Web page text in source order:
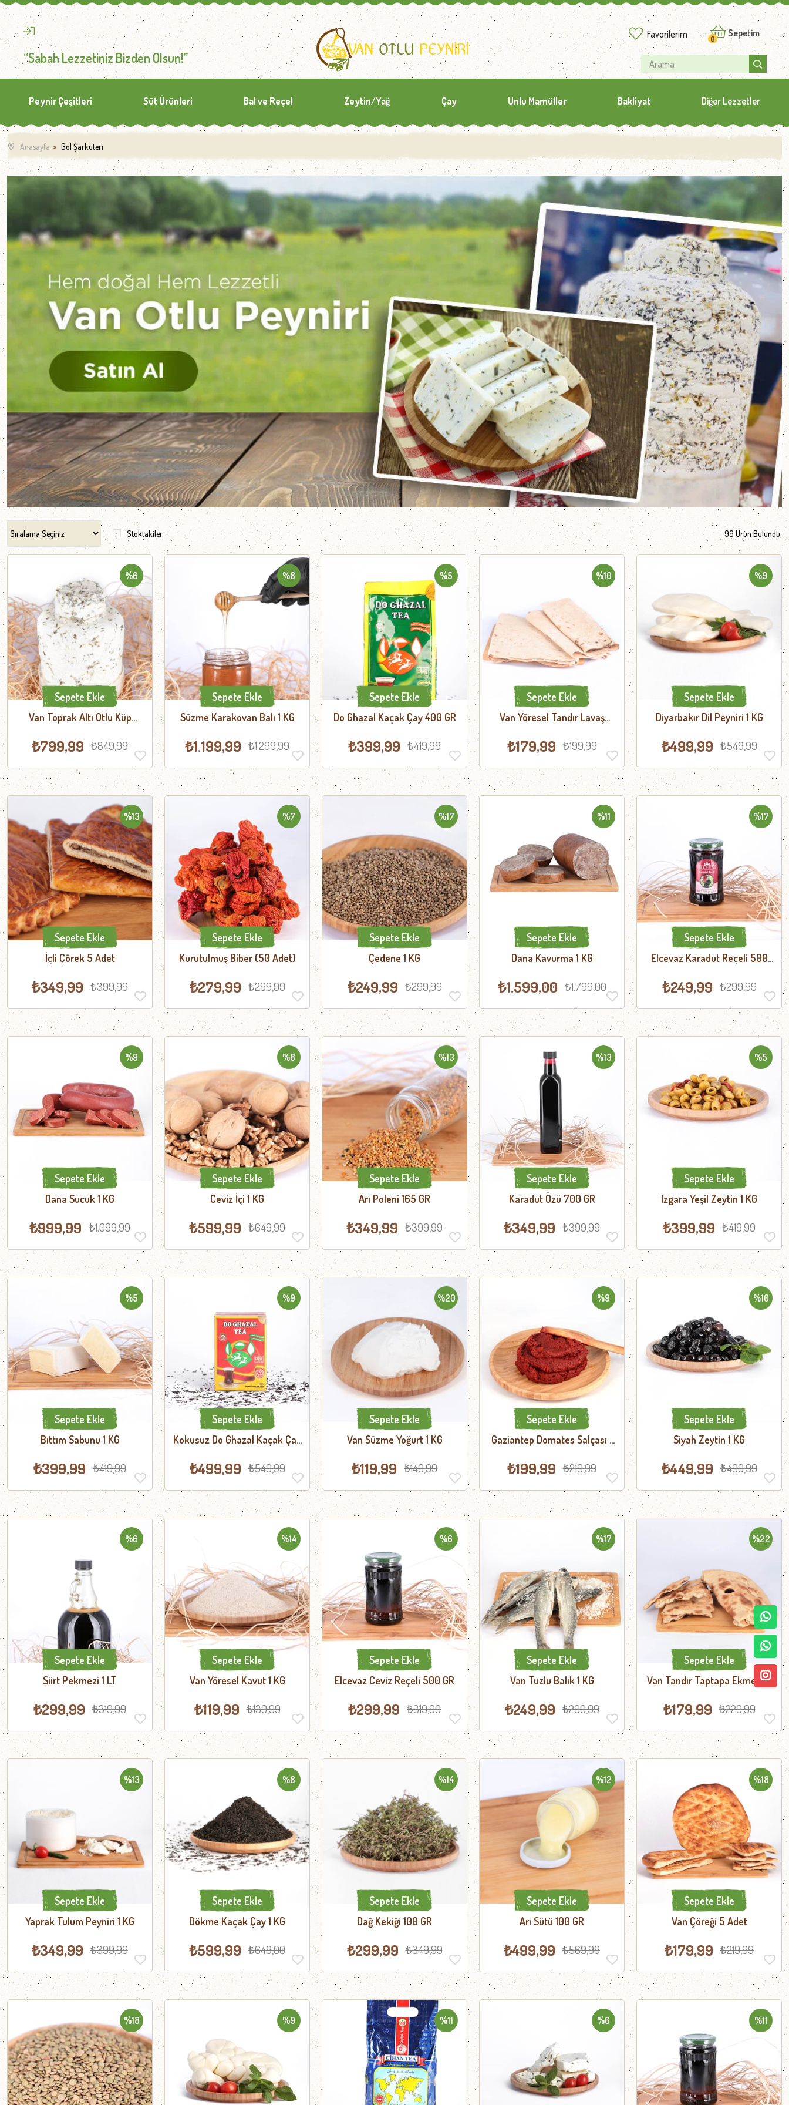
Sepetim
0
“Sabah Lezzetiniz Bizden Olsun!”
Favorilerim
Peynir Çeşitleri Süt Ürünleri Bal ve Reçel Zeytin/Yağ Çay Unlu Mamüller Bakliyat Diğer Lezzetler
Anasayfa Göl Şarküteri
Stoktakiler 99 Ürün
Van Toprak Altı Otlu Küp
Peyniri 1 KG
₺799,99 ₺849,99
Sepete Ekle
%6
Süzme Karakovan Balı 1 KG
₺1.199,99 ₺1.299,99
Sepete Ekle
%8
Do Ghazal Kaçak Çay 400 GR
₺399,99 ₺419,99
Sepete Ekle
%5
Van Yöresel Tandır Lavaş
Ekmeği 10 Adet
₺179,99 ₺199,99
Sepete Ekle
%10
Diyarbakır Dil Peyniri 1 KG
₺499,99 ₺549,99
Sepete Ekle
%9
İçli Çörek 5 Adet
₺349,99 ₺399,99
Sepete Ekle
%13
Kurutulmuş Biber (50 Adet)
₺279,99 ₺299,99
Sepete Ekle
%7
Çedene 1 KG
₺249,99 ₺299,99
Sepete Ekle
%17
Dana Kavurma 1 KG
₺1.599,00 ₺1.799,00
Sepete Ekle
%11
Elcevaz Karadut Reçeli 500
GR
₺249,99 ₺299,99
Sepete Ekle
%17
Dana Sucuk 1 KG
₺999,99 ₺1.099,99
Sepete Ekle
%9
Ceviz İçi 1 KG
₺599,99 ₺649,99
Sepete Ekle
%8
Arı Poleni 165 GR
₺349,99 ₺399,99
Sepete Ekle
%13
Karadut Özü 700 GR
₺349,99 ₺399,99
Sepete Ekle
%13
Izgara Yeşil Zeytin 1 KG
₺399,99 ₺419,99
Sepete Ekle
%5
Bıttım Sabunu 1 KG
₺399,99 ₺419,99
Sepete Ekle
%5
Kokusuz Do Ghazal Kaçak Çay
500 GR
₺499,99 ₺549,99
Sepete Ekle
%9
Van Süzme Yoğurt 1 KG
₺119,99 ₺149,99
Sepete Ekle
%20
Gaziantep Domates Salçası 1
KG
₺199,99 ₺219,99
Sepete Ekle
%9
Siyah Zeytin 1 KG
₺449,99 ₺499,99
Sepete Ekle
%10
Siirt Pekmezi 1 LT
₺299,99 ₺319,99
Sepete Ekle
%6
Van Yöresel Kavut 1 KG
₺119,99 ₺139,99
Sepete Ekle
%14
Elcevaz Ceviz Reçeli 500 GR
₺299,99 ₺319,99
Sepete Ekle
%6
Van Tuzlu Balık 1 KG
₺249,99 ₺299,99
Sepete Ekle
%17
Van Tandır Taptapa Ekmeği 5
Adet
₺179,99 ₺229,99
Sepete Ekle
%22
Yaprak Tulum Peyniri 1 KG
₺349,99 ₺399,99
Sepete Ekle
%13
Dökme Kaçak Çay 1 KG
₺599,99 ₺649,00
Sepete Ekle
%8
Dağ Kekiği 100 GR
₺299,99 ₺349,99
Sepete Ekle
%14
Arı Sütü 100 GR
₺499,99 ₺569,99
Sepete Ekle
%12
Van Çöreği 5 Adet
₺179,99 ₺219,99
Sepete Ekle
%18
%18 %9 %11 %6 %11